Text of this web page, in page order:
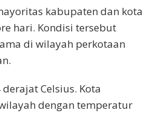
kabupaten dan kota
hari. Kondisi tersebut
di wilayah perkotaan
Celsius. Kota
dengan temperatur